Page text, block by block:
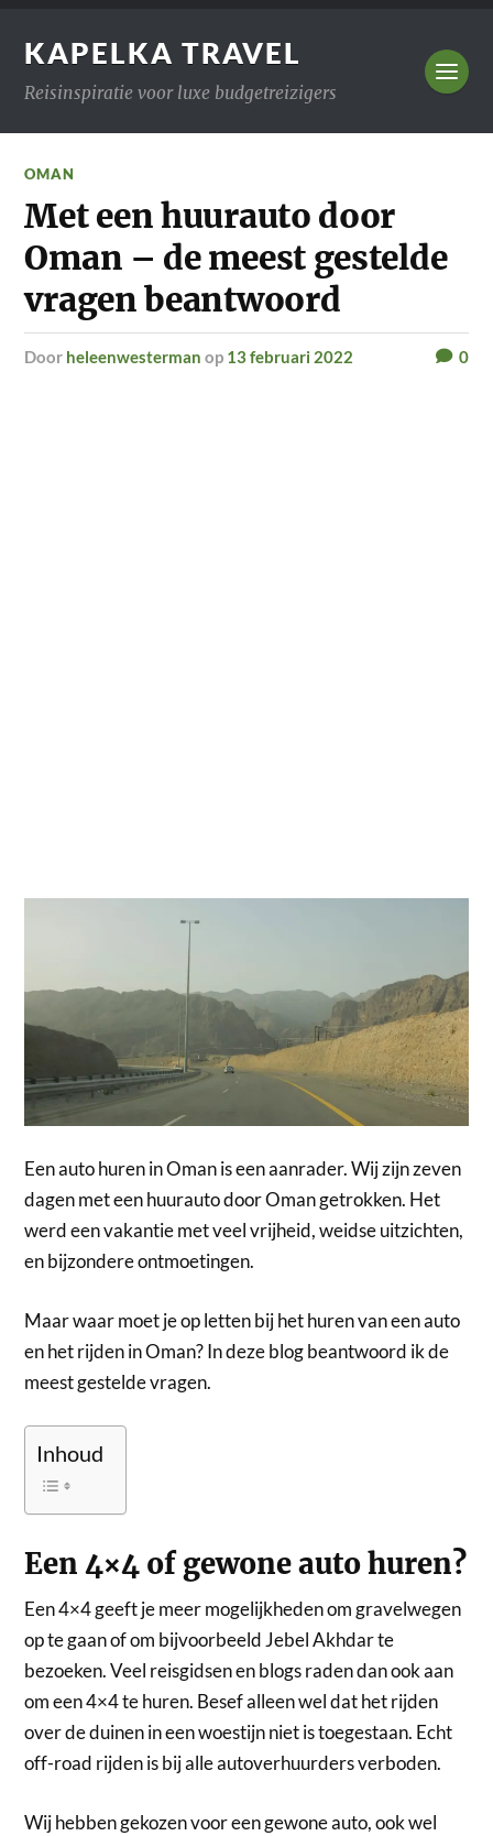
KAPELKA TRAVEL
Reisinspiratie voor luxe budgetreizigers
OMAN
Met een huurauto door
Oman – de meest gestelde
vragen beantwoord
door heleenwesterman op 13 februari 2022 0
Een auto huren in Oman is een aanrader. Wij zijn zeven
dagen met een huurauto door Oman getrokken. Het
werd een vakantie met veel vrijheid, weidse uitzichten,
en bijzondere ontmoetingen.
Maar waar moet je op letten bij het huren van een auto
en het rijden in Oman? In deze blog beantwoord ik de
meest gestelde vragen.
Inhoud
Een 4×4 of gewone auto huren?
Een 4×4 geeft je meer mogelijkheden om gravelwegen
op te gaan of om bijvoorbeeld Jebel Akhdar te
bezoeken. Veel reisgidsen en blogs raden dan ook aan
om een 4×4 te huren. Besef alleen wel dat het rijden
over de duinen in een woestijn niet is toegestaan. Echt
off-road rijden is bij alle autoverhuurders verboden.
Wij hebben gekozen voor een gewone auto, ook wel